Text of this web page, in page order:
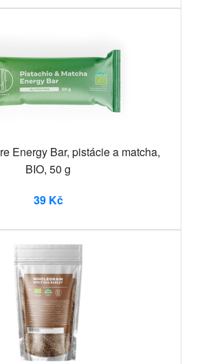
Energy Bar, pistácie a matcha,
BIO, 50 g
39 Kč